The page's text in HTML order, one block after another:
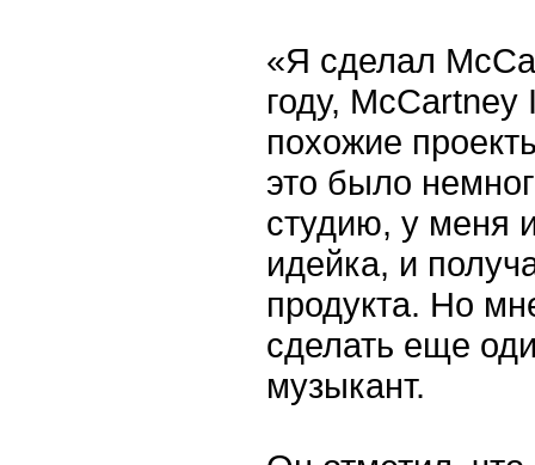
«Я сделал
году,
похожие
это было
студию, у меня
идейка, и
продукта. Но
сделать еще
музыкант.